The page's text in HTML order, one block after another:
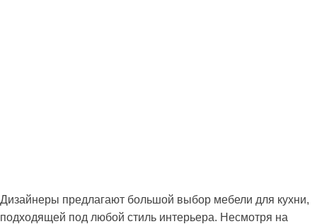
Дизайнеры предлагают большой выбор мебели для кухни,
подходящей под любой стиль интерьера. Несмотря на